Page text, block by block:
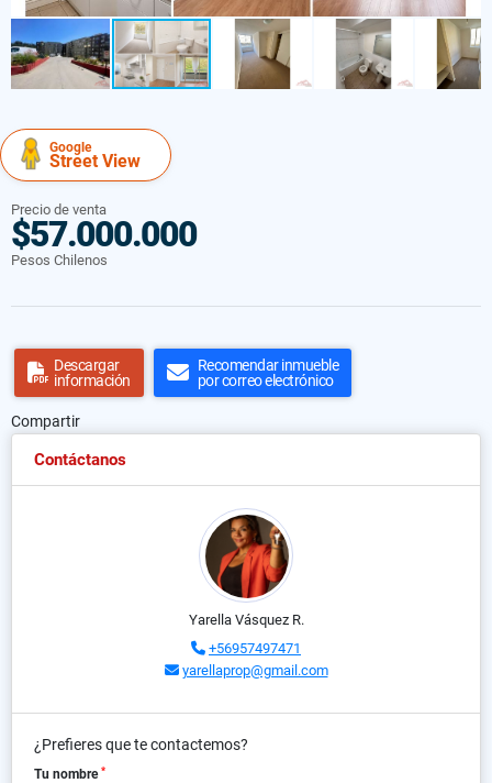
Google
Street View
Precio de venta
$57.000.000
Pesos Chilenos
Descargar
información
Recomendar inmueble
por correo electrónico
Compartir
Contáctanos
Yarella Vásquez R.
+56957497471
yarellaprop@gmail.com
¿Prefieres que te contactemos?
Tu nombre *